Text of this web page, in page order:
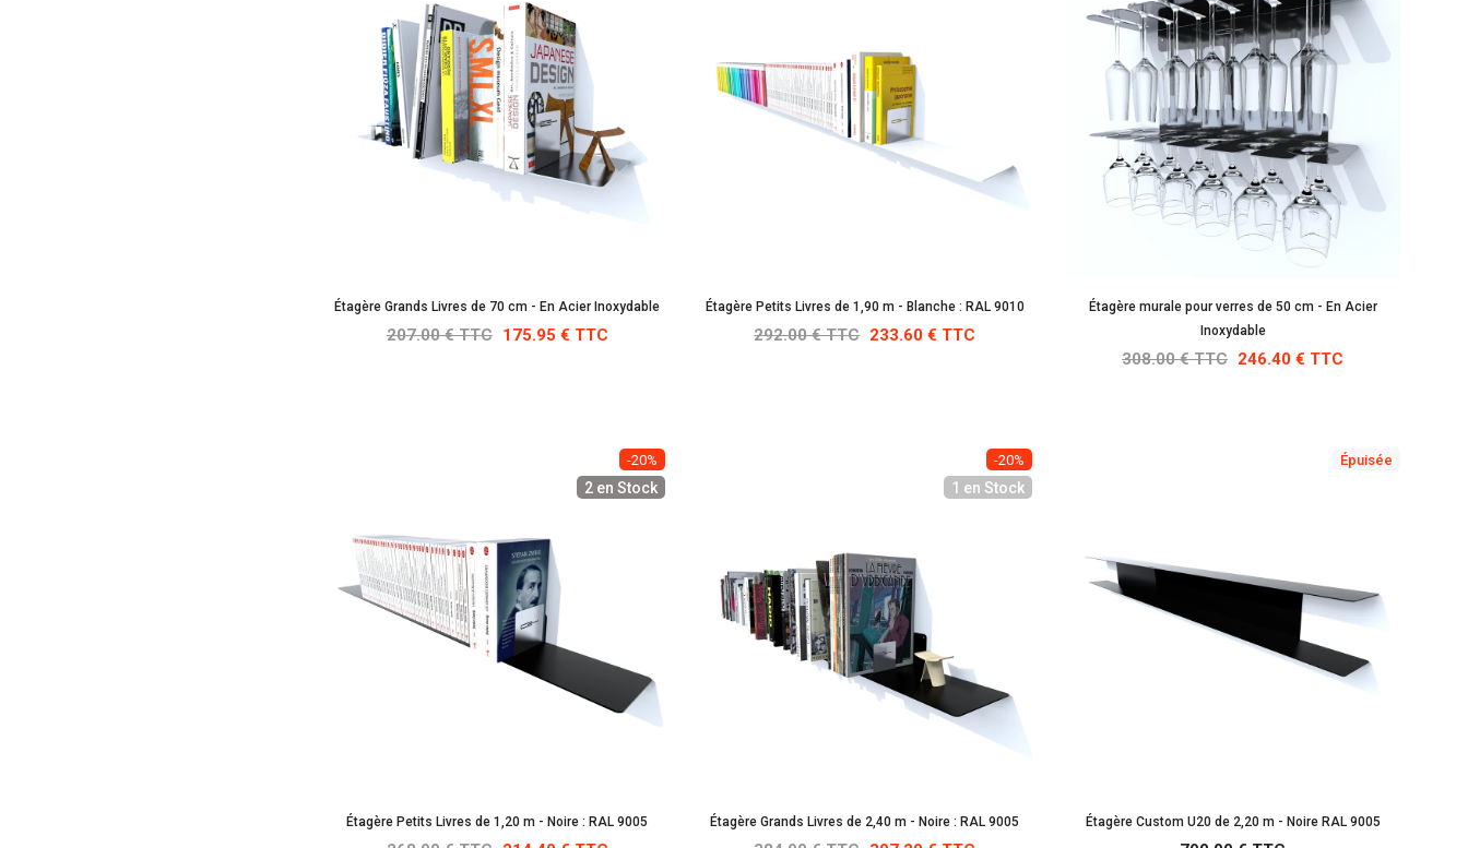
Étagère Grands Livres de 70 cm - En Acier Inoxydable
207.00 € TTC 175.95 € TTC
Étagère Petits Livres de 1,90 m - Blanche : RAL 9010
292.00 € TTC 233.60 € TTC
Étagère murale pour verres de 50 cm - En Acier
Inoxydable
308.00 € TTC 246.40 € TTC
-20%
2 en Stock
Étagère Petits Livres de 1,20 m - Noire : RAL 9005
-20%
1 en Stock
Étagère Grands Livres de 2,40 m - Noire : RAL 9005
Épuisée
Étagère Custom U20 de 2,20 m - Noire RAL 9005